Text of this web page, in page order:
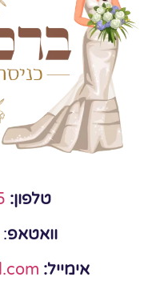
טלפון:
וואטאפ:
אימייל: